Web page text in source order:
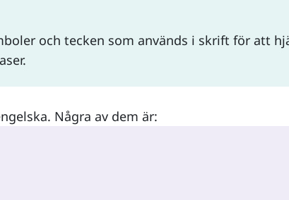
och tecken som används i skrift för att
Några av dem är: